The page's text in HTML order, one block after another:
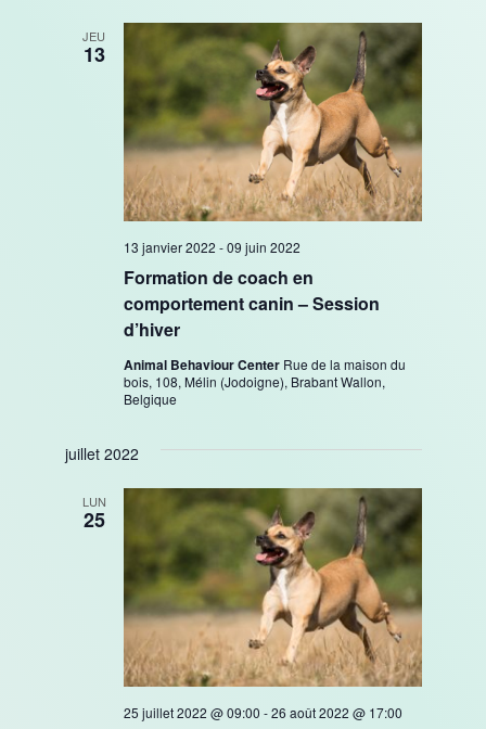
JEU
13
Formation de coach en
comportement canin – Session
d’hiver
13 janvier 2022 -09 juin 2022
Animal Behaviour Center Rue de la maison du
bois, 108, Mélin (Jodoigne), Brabant Wallon,
Belgique
juillet 2022
LUN
25
25 juillet 2022 @ 09:00 -26 août 2022 @ 17:00